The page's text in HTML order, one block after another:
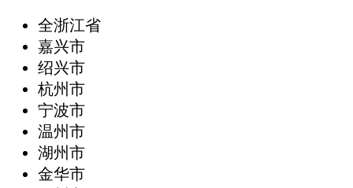
全浙江省
嘉兴市
绍兴市
杭州市
宁波市
温州市
湖州市
金华市